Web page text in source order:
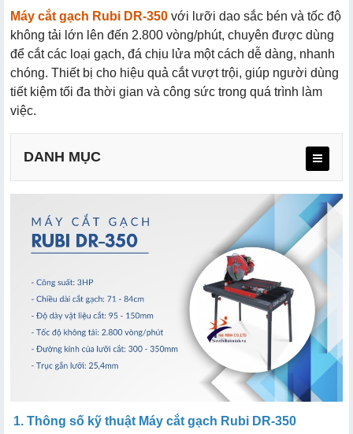
Máy cắt gạch Rubi DR-350 với lưỡi dao sắc bén và tốc độ
không tải lớn lên đến 2.800 vòng/phút, chuyên được dùng
để cắt các loại gạch, đá chịu lửa một cách dễ dàng, nhanh
chóng. Thiết bị cho hiệu quả cắt vượt trội, giúp người dùng
tiết kiệm tối đa thời gian và công sức trong quá trình làm
việc.
DANH MỤC
a. Thiết kế chắc chắn, động cơ cắt mạnh mẽ
c. Cắt được đa dạng các loại đá
d. Lưỡi cắt thiết kế tiên tiến
e. Hệ thống tự động ngắt điện
1. Thông số kỹ thuật Máy cắt gạch Rubi DR-350